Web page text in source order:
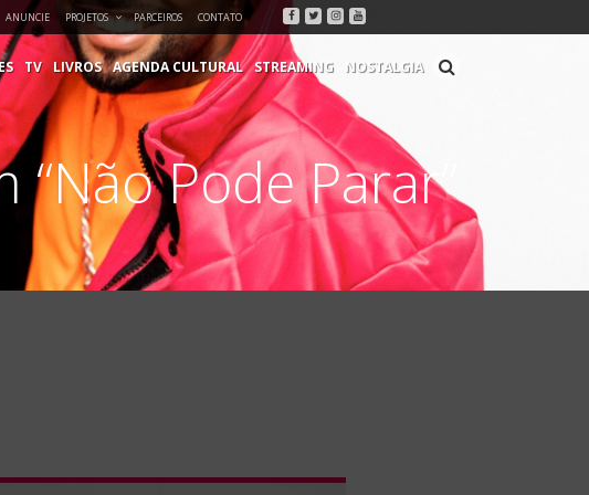
ANUNCIE PROJETOS PARCEIROS CONTATO Facebook
Twitter
Instagram
Youtube
TV LIVROS AGENDA CULTURAL STREAMING NOSTALGIA
“Não Pode Parar”